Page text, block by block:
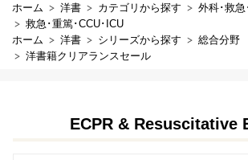
ホーム
洋書 カテゴリから探す
外科･救急
救急･重篤･CCU･ICU
ホーム
洋書 シリーズから探す
総合分野
洋書籍クリアランスセール
ECPR & Resuscitative